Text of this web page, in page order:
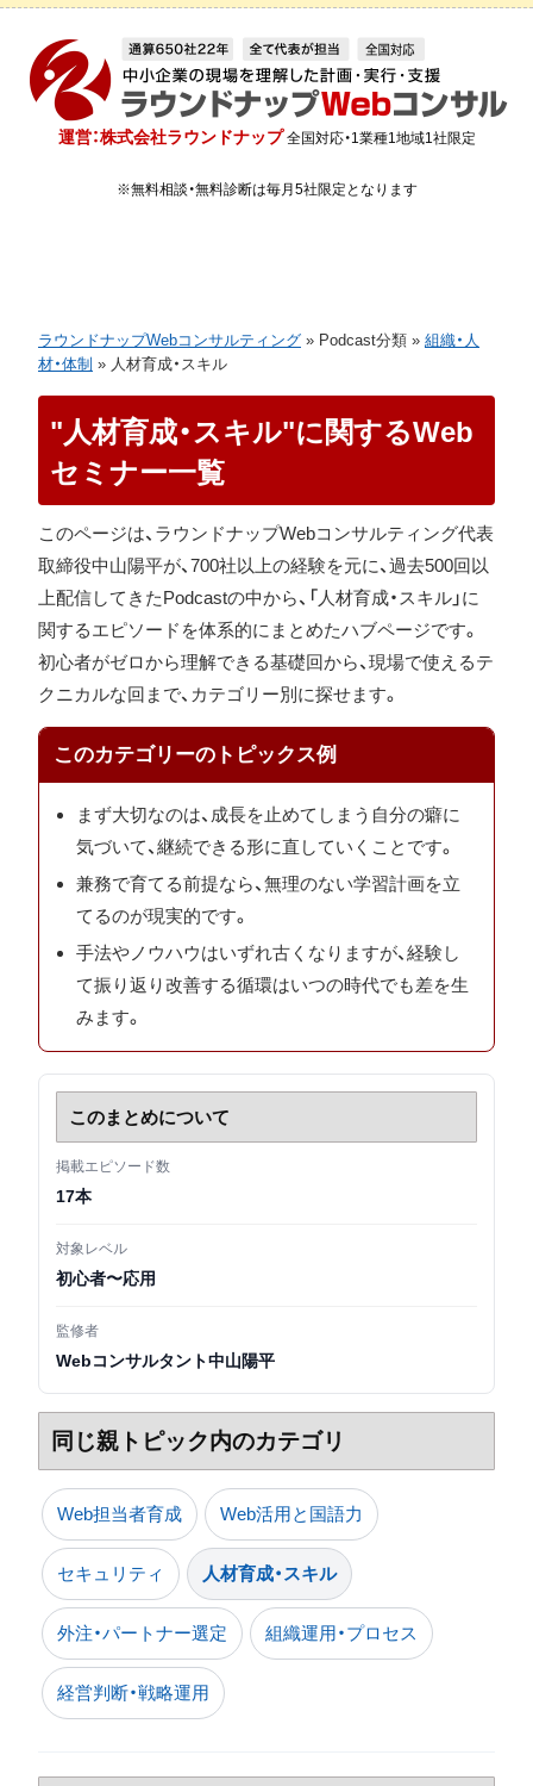
運営：株式会社ラウンドナップ 全国対応・1業種1地域1社限定
※無料相談・無料診断は毎月5社限定となります
ラウンドナップWebコンサルティング » Podcast分類 » 組織・人
材・体制 » 人材育成・スキル
"人材育成・スキル"に関するWeb
セミナー一覧
このページは、ラウンドナップWebコンサルティング代表
取締役中山陽平が、700社以上の経験を元に、過去500回以
上配信してきたPodcastの中から、「人材育成・スキル」に
関するエピソードを体系的にまとめたハブページです。
初心者がゼロから理解できる基礎回から、現場で使えるテ
クニカルな回まで、カテゴリー別に探せます。
このカテゴリーのトピックス例
まず大切なのは、成長を止めてしまう自分の癖に
気づいて、継続できる形に直していくことです。
兼務で育てる前提なら、無理のない学習計画を立
てるのが現実的です。
手法やノウハウはいずれ古くなりますが、経験し
て振り返り改善する循環はいつの時代でも差を生
みます。
このまとめについて
掲載エピソード数
17本
対象レベル
初心者〜応用
監修者
Webコンサルタント中山陽平
同じ親トピック内のカテゴリ
Web担当者育成 Web活用と国語力
セキュリティ 人材育成・スキル
外注・パートナー選定 組織運用・プロセス
経営判断・戦略運用